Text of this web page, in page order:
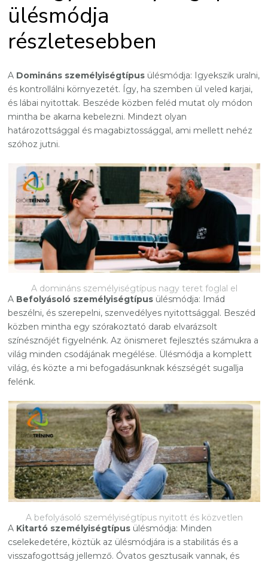
ülésmódja
részletesebben
A Domináns személyiségtípus ülésmódja: Igyekszik uralni,
és kontrollálni környezetét. Így, ha szemben ül veled karjai,
és lábai nyitottak. Beszéde közben feléd mutat oly módon
mintha be akarna kebelezni. Mindezt olyan
határozottsággal és magabiztossággal, ami mellett nehéz
szóhoz jutni.
A domináns személyiségtípus nagy teret foglal el
A Befolyásoló személyiségtípus ülésmódja: Imád
beszélni, és szerepelni, szenvedélyes nyitottsággal. Beszéd
közben mintha egy szórakoztató darab elvarázsolt
színésznőjét figyelnénk. Az önismeret fejlesztés számukra a
világ minden csodájának megélése. Ülésmódja a komplett
világ, és közte a mi befogadásunknak készségét sugallja
felénk.
A befolyásoló személyiségtípus nyitott és közvetlen
A Kitartó személyiségtípus ülésmódja: Minden
cselekedetére, köztük az ülésmódjára is a stabilitás és a
visszafogottság jellemző. Óvatos gesztusaik vannak, és